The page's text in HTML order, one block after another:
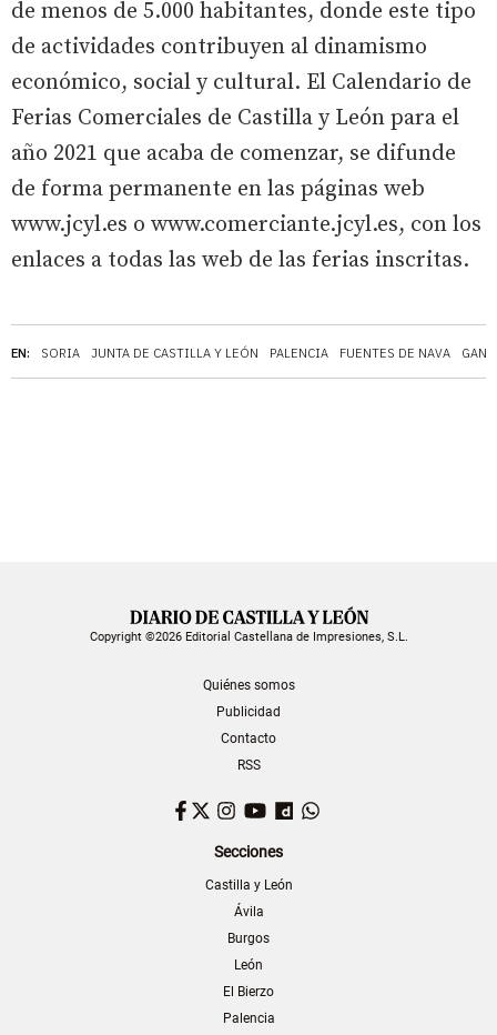
EN: SORIA JUNTA DE CASTILLA Y LEÓN PALENCIA FUENTES DE NAVA
de menos de 5.000 habitantes, donde este tipo
de actividades contribuyen al dinamismo
económico, social y cultural. El Calendario de
Ferias Comerciales de Castilla y León para el
año 2021 que acaba de comenzar, se difunde
de forma permanente en las páginas web
www.jcyl.es o www.comerciante.jcyl.es, con los
enlaces a todas las web de las ferias inscritas.
Copyright ©2026 Editorial Castellana de Impresiones, S.L.
Quiénes somos
Publicidad
Contacto
RSS
Facebook
TwitterInstagram
YouTubeDailymotion
Secciones
Castilla y León
Ávila
Burgos
León
El Bierzo
Palencia